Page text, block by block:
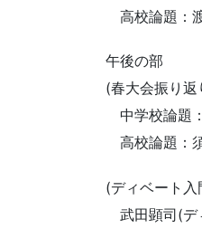
高校論題：
午後の部
(春大会振り
中学校論題
高校論題：
(ディベート入
武田顕司(デ